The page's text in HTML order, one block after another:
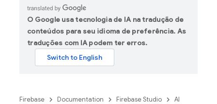
O Google usa tecnologia de IA na tradução de
conteúdos para seu idioma de preferência. As
traduções com IA podem ter erros.
Firebase Documentation Firebase Studio AI